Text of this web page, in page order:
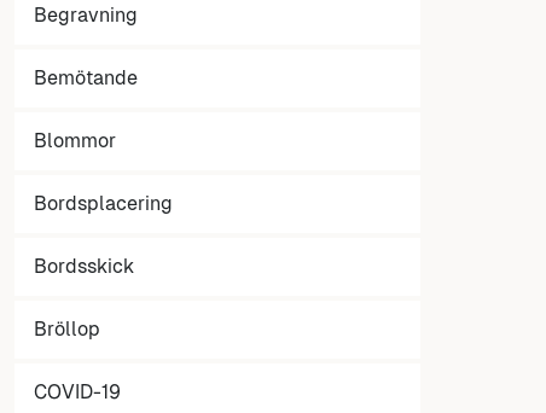
Begravning
Bemötande
Blommor
Bordsplacering
Bordsskick
Bröllop
COVID-19